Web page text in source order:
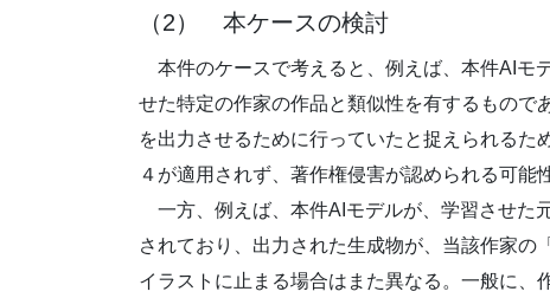
（2） 本ケースの検討
本件のケースで考えると、例えば、本件AIモ
せた特定の作家の作品と類似性を有するもので
を出力させるために行っていたと捉えられる
４が適用されず、著作権侵害が認められる可能
一方、例えば、本件AIモデルが、学習させた
されており、出力された生成物が、当該作家の
イラストに止まる場合はまた異なる。一般に、